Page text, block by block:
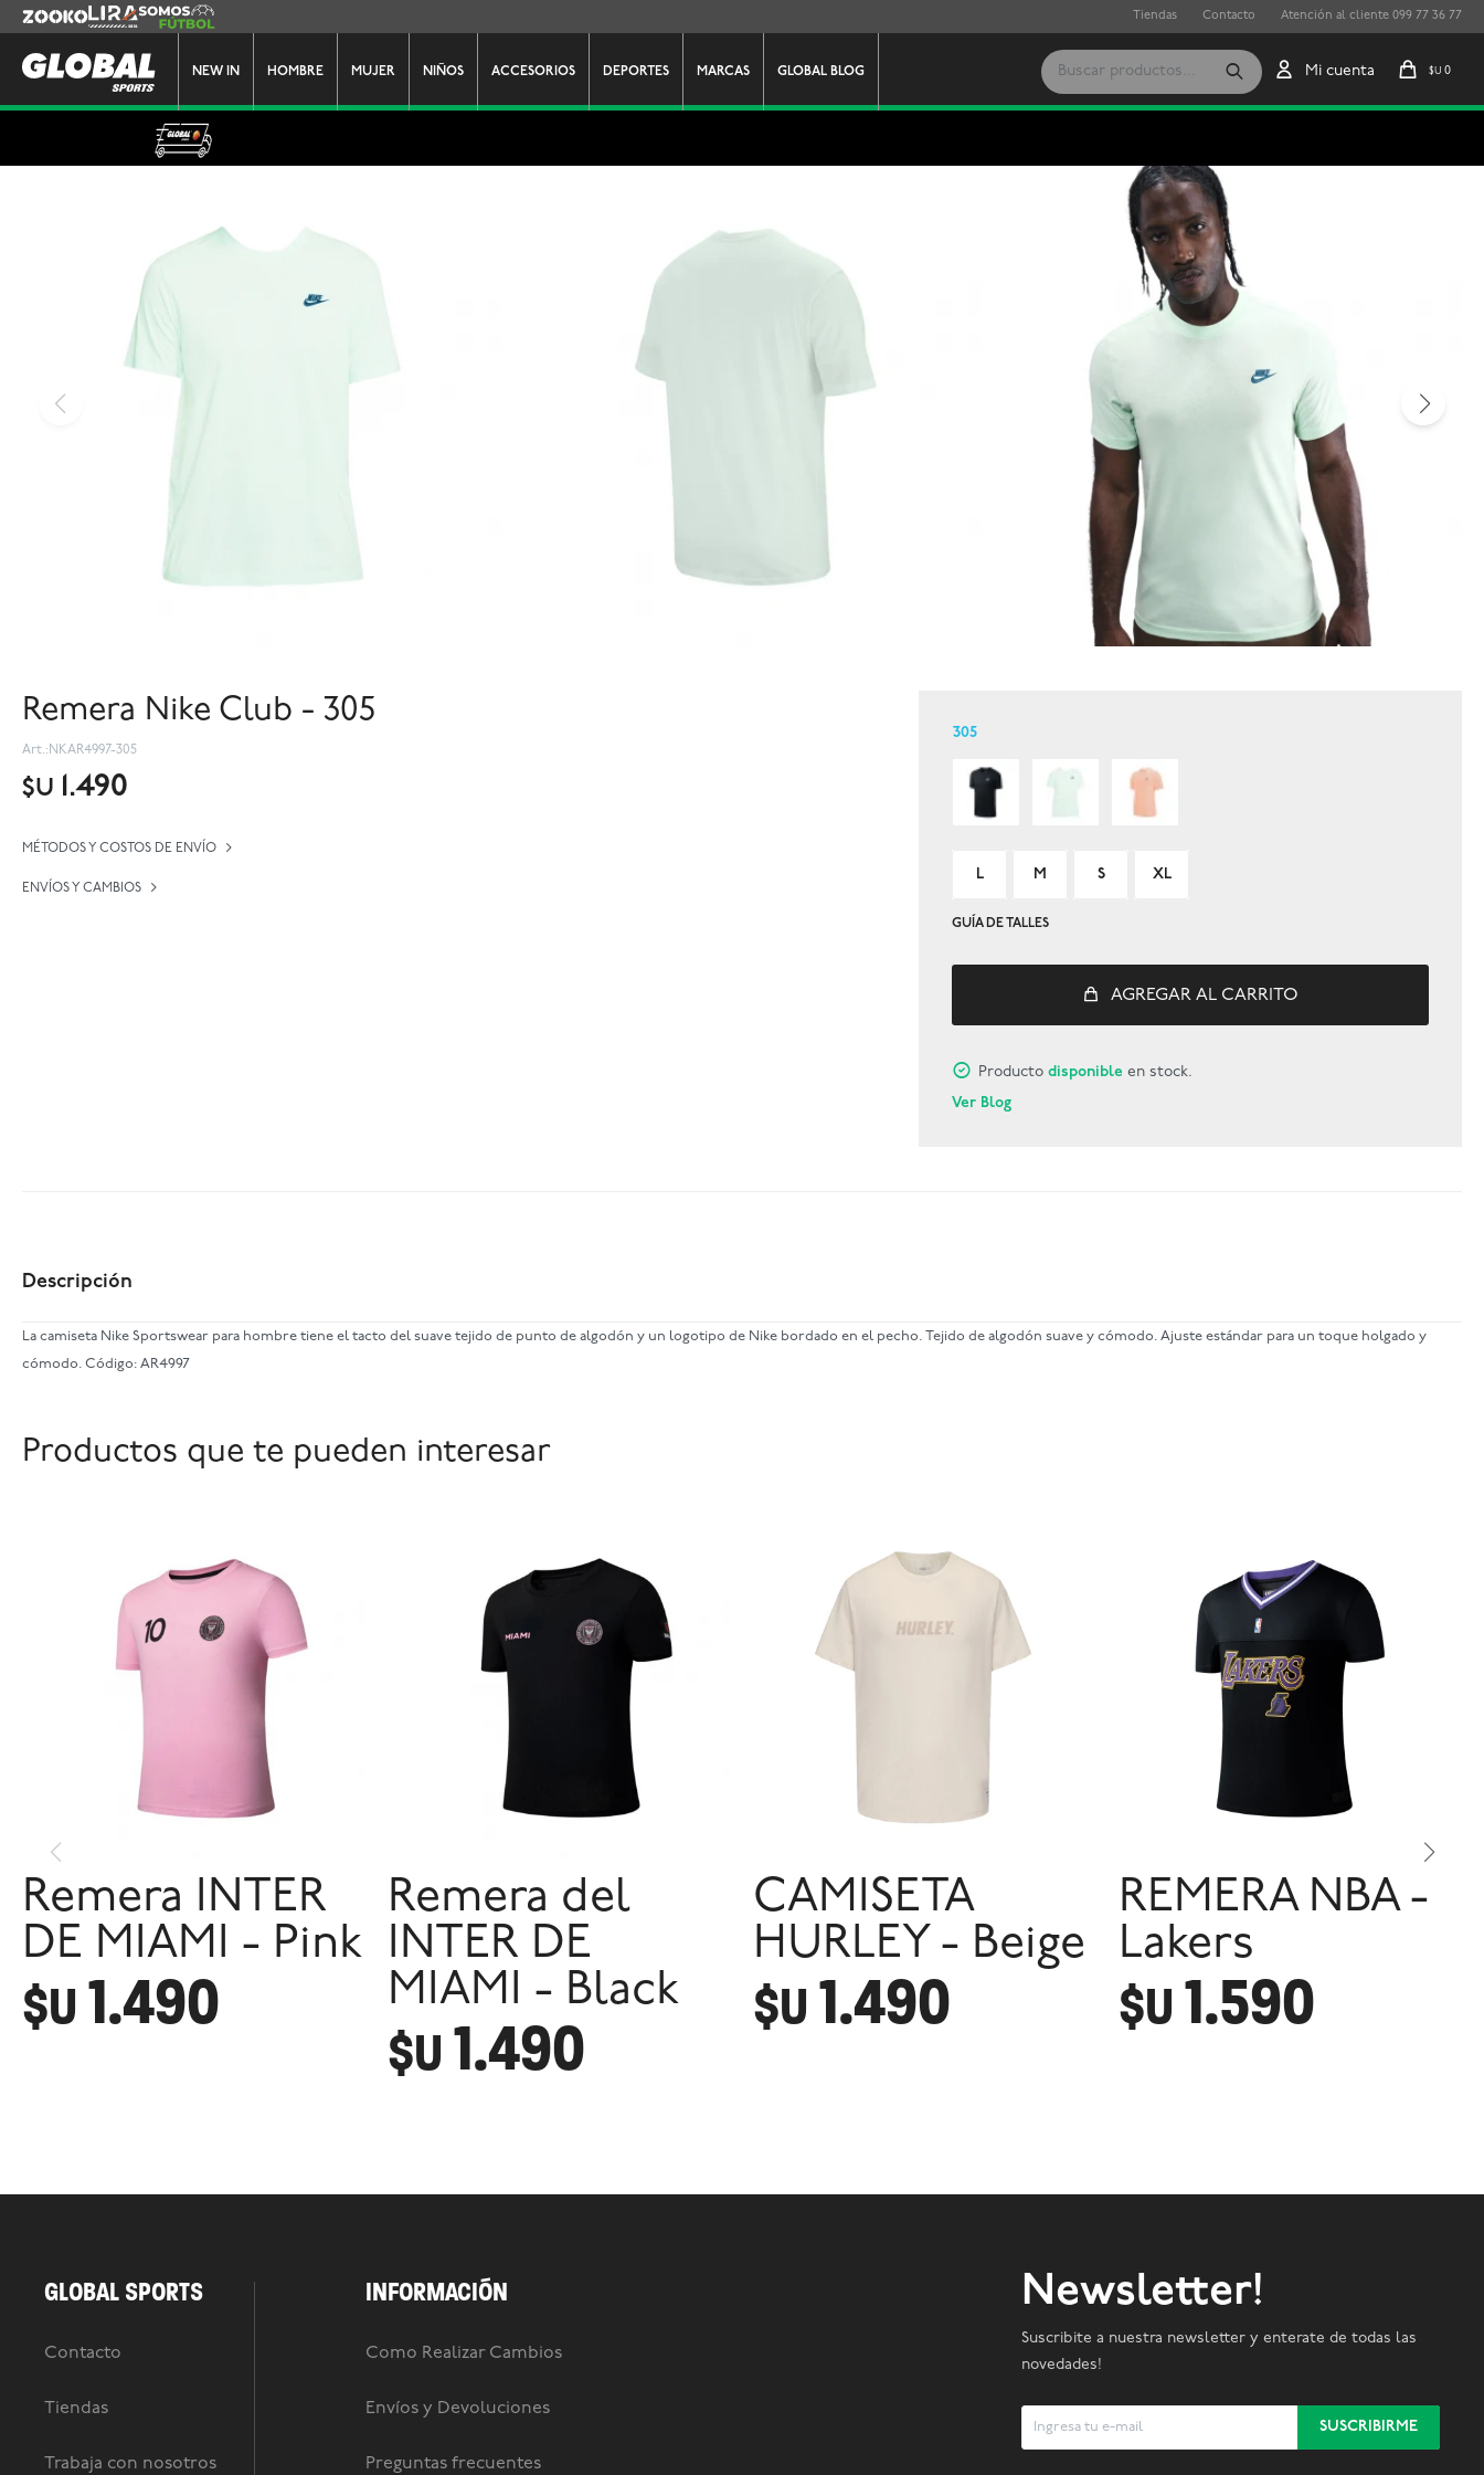
NEW IN HOMBRE MUJER NIÑOS ACCESORIOS DEPORTES MARCAS GLOBAL BLOG $U 0
Zooko Lira Somos Futbol Tiendas Contacto Atención al cliente 099 77 36 77
Remera Nike Club - 305
NKAR4997-305
$U 1.490
MÉTODOS Y COSTOS DE ENVÍO
ENVÍOS Y CAMBIOS
305
L M S XL
GUÍA DE TALLES
AGREGAR AL CARRITO
Productodisponible en stock.
Ver Blog
Descripción
La camiseta Nike Sportswear para hombre tiene el tacto del suave tejido de punto de algodón y un logotipo de Nike bordado en el pecho. Tejido de algodón suave y cómodo. Ajuste estándar para un toque holgado y
cómodo. Código: AR4997
Productos que te pueden interesar
Remera INTER
DE MIAMI - Pink
$U 1.490
Remera del
INTER DE
MIAMI - Black
$U 1.490
CAMISETA
HURLEY - Beige
$U 1.490
REMERA NBA -
Lakers
$U 1.590
GLOBAL SPORTS
Contacto
Tiendas
Trabaja con nosotros
INFORMACIÓN
Como Realizar Cambios
Envíos y Devoluciones
Preguntas frecuentes
Newsletter!
Suscribite a nuestra newsletter y enterate de todas las
novedades!
SUSCRIBIRME